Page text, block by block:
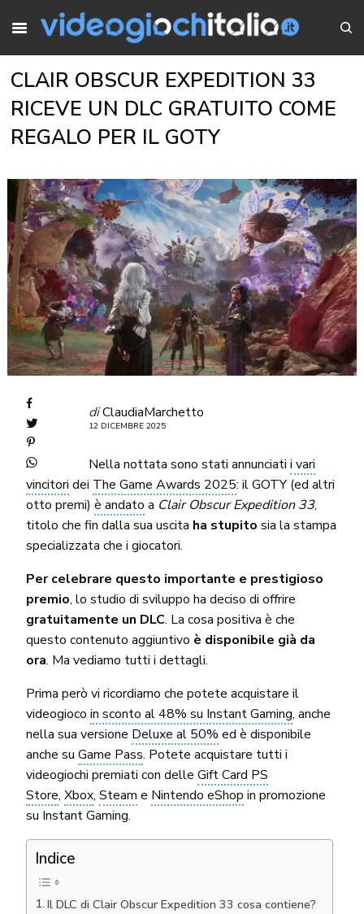
CLAIR OBSCUR EXPEDITION 33
RICEVE UN DLC GRATUITO COME
REGALO PER IL GOTY
diClaudiaMarchetto
12 DICEMBRE 2025
Nella nottata sono stati annunciati i vari
vincitori dei The Game Awards 2025: il GOTY (ed altri
otto premi) è andato a Clair Obscur Expedition 33,
titolo che fin dalla sua uscita ha stupito sia la stampa
specializzata che i giocatori.
Per celebrare questo importante e prestigioso
premio, lo studio di sviluppo ha deciso di offrire
gratuitamente un DLC. La cosa positiva è che
questo contenuto aggiuntivo è disponibile già da
ora. Ma vediamo tutti i dettagli.
Prima però vi ricordiamo che potete acquistare il
videogioco in sconto al 48% su Instant Gaming, anche
nella sua versione Deluxe al 50% ed è disponibile
anche su Game Pass. Potete acquistare tutti i
videogiochi premiati con delleGift Card PS
Store, Xbox,Steam e Nintendo eShop in promozione
su Instant Gaming.
Indice
Il DLC di Clair Obscur Expedition 33 cosa contiene?